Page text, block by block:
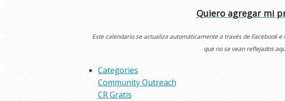
Quiero agregar mi
Este calendario se actualiza automáticamente a través de Facebook
que no se vean reflejados
Categories
Community Outreach
CR Gratis